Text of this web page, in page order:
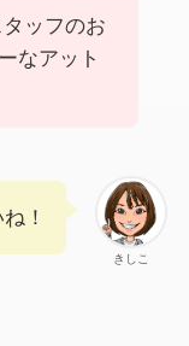
ッフのお
なアット
きしこ
！